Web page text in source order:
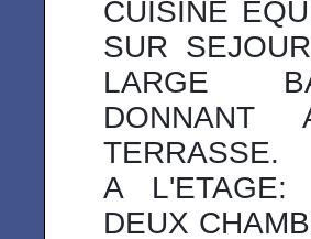
CUISINE
SUR
LARGE
TERRASSE.
A L'ETAGE:
DEUX